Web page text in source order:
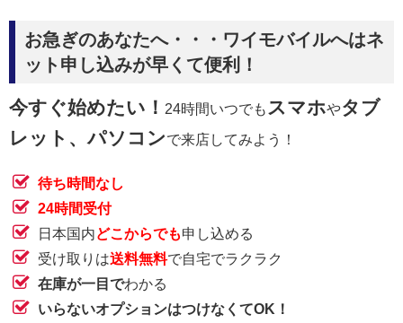
お急ぎのあなたへ・・・ワイモバイルへはネ
ット申し込みが早くて便利！
今すぐ始めたい！ 24時間いつでもスマホやタブ
レット、パソコンで来店してみよう！
待ち時間なし
24時間受付
日本国内どこからでも申し込める
受け取りは送料無料で自宅でラクラク
在庫が一目でわかる
いらないオプションはつけなくてOK！